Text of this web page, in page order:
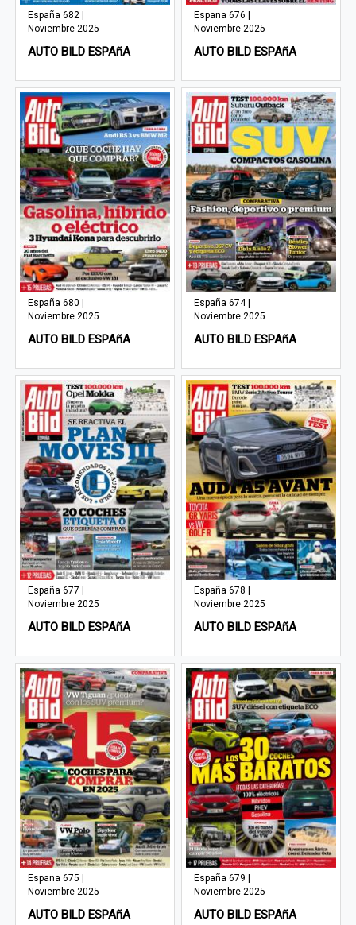
España 682 |
Noviembre 2025
AUTO BILD ESPAñA
Espana 676 |
Noviembre 2025
AUTO BILD ESPAñA
España 680 |
Noviembre 2025
AUTO BILD ESPAñA
España 674 |
Noviembre 2025
AUTO BILD ESPAñA
España 677 |
Noviembre 2025
AUTO BILD ESPAñA
España 678 |
Noviembre 2025
AUTO BILD ESPAñA
Espana 675 |
Noviembre 2025
AUTO BILD ESPAñA
España 679 |
Noviembre 2025
AUTO BILD ESPAñA